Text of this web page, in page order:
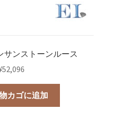
サンストーンルース
52,096
カゴに追加